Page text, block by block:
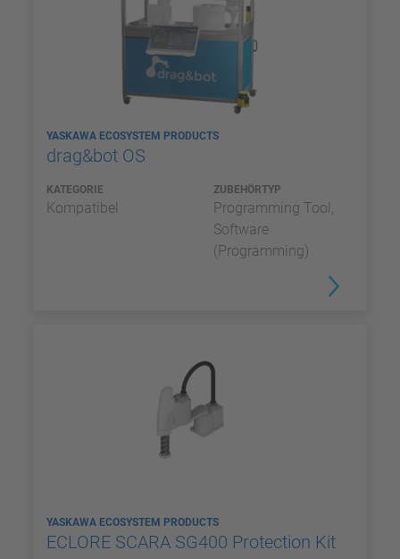
YASKAWA ECOSYSTEM PRODUCTS
drag&bot OS
KATEGORIE
Kompatibel
ZUBEHÖRTYP
Programming Tool,
Software
(Programming)
YASKAWA ECOSYSTEM PRODUCTS
ECLORE SCARA SG400 Protection Kit